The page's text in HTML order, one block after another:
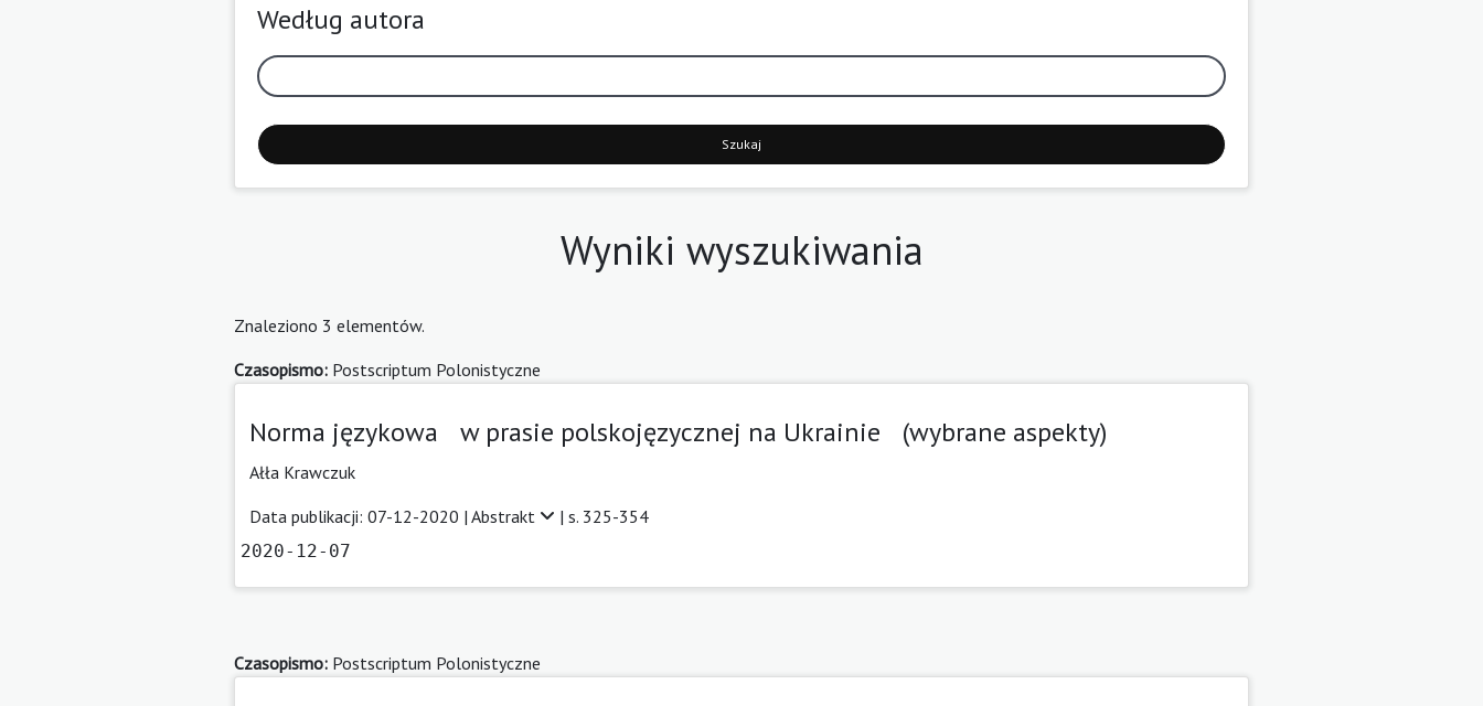
Według autora
Szukaj
Wyniki wyszukiwania
Znaleziono 3 elementów.
Czasopismo: Postscriptum Polonistyczne
Norma językowa w prasie polskojęzycznej na Ukrainie (wybrane aspekty)
Ałła Krawczuk
Data publikacji: 07-12-2020 | Abstrakt | s. 325-354
2020-12-07
Czasopismo: Postscriptum Polonistyczne